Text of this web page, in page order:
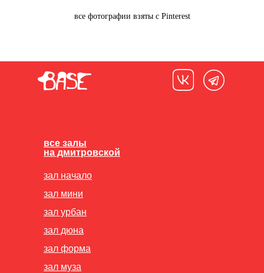
все фотографии взяты с Pinterest
зал начало
зал мини
зал урбан
зал дюна
зал форма
зал муза
все залы
на дмитровской